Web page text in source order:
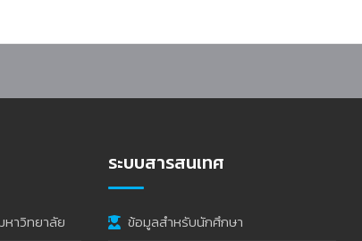
หาวิทยาลัย
ระบบสารสนเทศ
ข้อมูลสำหรับนักศึกษา